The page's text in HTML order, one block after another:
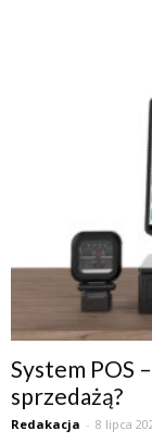
System POS
sprzedażą?
Redakacja - 8 lipca